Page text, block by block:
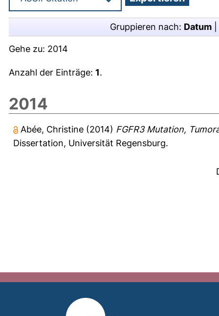
Gruppieren nach: Datum
Gehe zu: 2014
Anzahl der Einträge: 1.
2014
Abée, Christine (2014) FGFR3 Mutation,
Dissertation, Universität Regensburg.